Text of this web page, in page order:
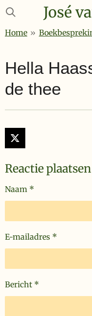
Ga
naar
José
Home »
Hella
de thee
X
Reactie plaatsen
Naam *
E-mailadres *
Bericht *